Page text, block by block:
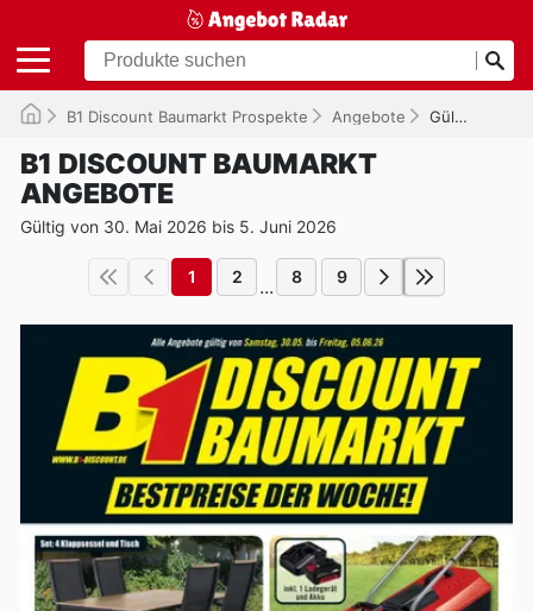
B1 Discount Baumarkt Prospekte Angebote Gültig bis 05.06.2026
B1 DISCOUNT BAUMARKT
ANGEBOTE
Gültig von 30. Mai 2026 bis 5. Juni 2026
1 2 ... 8 9